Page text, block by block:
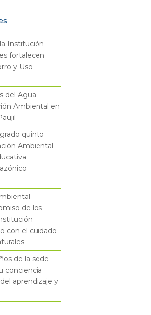
s
t
a
g
r
a
u
u
b
e
Institución
fortalecen
y Uso
del Agua
Ambiental en
quinto
Ambiental
de los
con el cuidado
de la sede
conciencia
aprendizaje y